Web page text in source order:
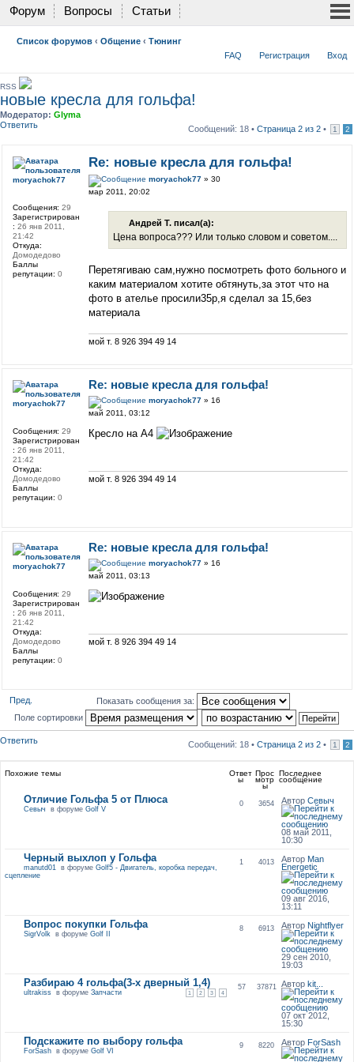
Форум Вопросы Статьи
Список форумов ‹ Общение ‹ Тюнинг
FAQ
Регистрация Вход
RSS
новые кресла для гольфа!
Модератор: Glyma
Ответить
Сообщений: 18 • Страница 2 из 2 • 1 2
Re: новые кресла для гольфа!
moryachok77» 30
мар 2011, 20:02
Андрей Т. писал(а):
Цена вопроса??? Или только словом и советом....
Перетягиваю сам,нужно посмотреть фото больного и
каким материалом хотите обтянуть,за этот что на
фото в ателье просили35р,я сделал за 15,без
материала
мой т. 8 926 394 49 14
moryachok77
Сообщения: 29
Зарегистрирован
: 26 янв 2011,
21:42
Откуда:
Домодедово
Баллы
репутации: 0
Re: новые кресла для гольфа!
moryachok77» 16
май 2011, 03:12
Кресло на А4
мой т. 8 926 394 49 14
moryachok77
Сообщения: 29
Зарегистрирован
: 26 янв 2011,
21:42
Откуда:
Домодедово
Баллы
репутации: 0
Re: новые кресла для гольфа!
moryachok77» 16
май 2011, 03:13
мой т. 8 926 394 49 14
moryachok77
Сообщения: 29
Зарегистрирован
: 26 янв 2011,
21:42
Откуда:
Домодедово
Баллы
репутации: 0
Пред.
Показать сообщения за:
Поле сортировки
Ответить Сообщений: 18 • Страница 2 из 2 • 1 2
Похожие темы Ответ
ы
Прос
мотр
ы
Последнее
сообщение
Отличие Гольфа 5 от Плюса
Севыч в форуме Golf V
0 3654 АвторСевыч
08 май 2011,
10:30
Черный выхлоп у Гольфа
manutd01в форуме Golf5 - Двигатель, коробка передач,
сцепление
1 4013 Автор Man
Energetic
09 авг 2016,
13:11
Вопрос покупки Гольфа
SigrVolkв форуме Golf II
8 6913 Автор Nightflyer
29 сен 2010,
19:03
Разбираю 4 гольфа(3-х дверный 1,4)
1 2 3 4
ultrakissв форуме Запчасти
57 37871 Автор kit...
07 окт 2012,
15:30
Подскажите по выбору гольфа
ForSashв форуме Golf VI
9 8220 Автор ForSash